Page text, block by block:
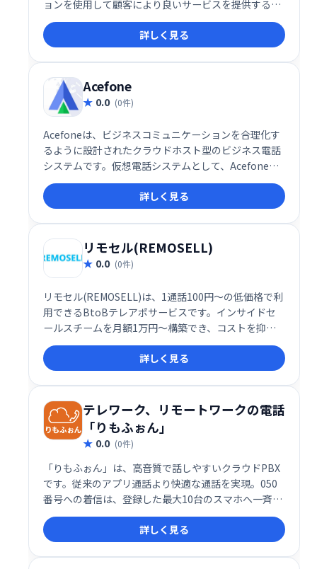
ョンを使用して顧客により良いサービスを提供するの
に役立ち、いつでもどこでもビジネスを行うことがで
きます。
詳しく見る
Acefone
0.0 (0件)
Acefoneは、ビジネスコミュニケーションを合理化す
るように設計されたクラウドホスト型のビジネス電話
システムです。仮想電話システムとして、Acefone
は、より効率的な顧客サービスとより簡単なチームコ
ラボレーションのための多用途の電話システムを持つ
ことから企業が利益を得るのを助けることができま
す。
詳しく見る
リモセル(REMOSELL)
0.0 (0件)
リモセル(REMOSELL)は、1通話100円〜の低価格で利
用できるBtoBテレアポサービスです。インサイドセ
ールスチームを月額1万円〜構築でき、コストを抑え
つつ効率的な営業活動を展開できます。必要な時に必
要なだけ利用できる柔軟性も魅力です。
詳しく見る
テレワーク、リモートワークの電話
「りもふぉん」
0.0 (0件)
「りもふぉん」は、高音質で話しやすいクラウドPBX
です。従来のアプリ通話より快適な通話を実現。050
番号への着信は、登録した最大10台のスマホへ一斉着
信します。登録台数が増えても料金は変わりません。
テレワーク・リモートワークに最適な、分かりやすく
使いやすいシステムです。複雑な設定は不要で、すぐ
に導入できます。
詳しく見る